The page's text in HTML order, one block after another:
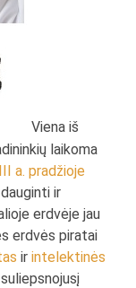
Viena iš
laikoma
a. pradžioje
ir
erdvėje jau
erdvės piratai
irintelektinės